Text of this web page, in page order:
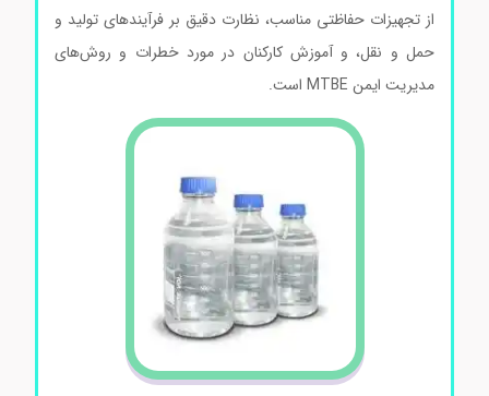
از تجهیزات حفاظتی مناسب، نظارت دقیق بر فرآیندهای تولید و
حمل و نقل، و آموزش کارکنان در مورد خطرات و روش‌های
مدیریت ایمن MTBE است.
خرید متیل ترشیو بوتیل اتر